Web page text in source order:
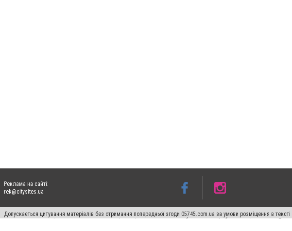
Реклама на сайті:
rek@citysites.ua
Допускається цитування матеріалів без отримання попередньої згоди 05745.com.ua за умови розміщення в
пошукових систем гіперпосилання на цитовані статті не нижче другого абзацу в тексті або в якості джерела.